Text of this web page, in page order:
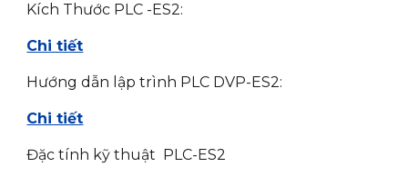
Kích Thước PLC -ES2:
Chi tiết
Hướng dẫn lập trình PLC DVP-ES2:
Chi tiết
Đặc tính kỹ thuật PLC-ES2